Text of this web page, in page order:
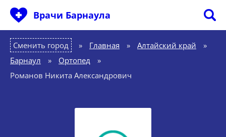
Врачи Барнаула
Сменить город Главная » Алтайский край
»
Барнаул
» Ортопед
»
Романов Никита Александрович